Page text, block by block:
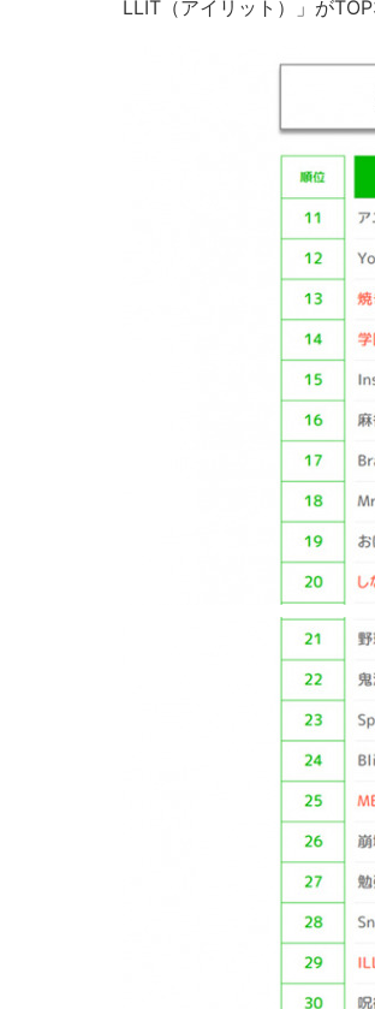
LLIT（アイリット）」が